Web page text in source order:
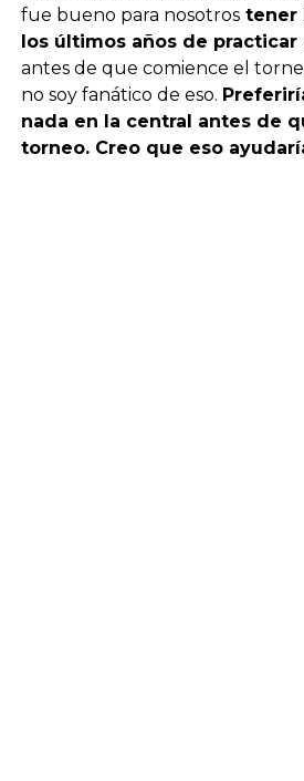
fue bueno para nosotrostener
los últimos años de practicar
antes de que comience el
no soy fanático de eso.
nada en la central antes de
torneo. Creo que eso